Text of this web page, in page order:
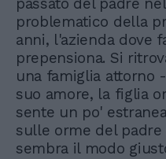
passato del padre
problematico della
anni, l'azienda dove
prepensiona. Si
una famiglia attorno
suo amore, la figlia
sente un po'
sulle orme del
sembra il modo